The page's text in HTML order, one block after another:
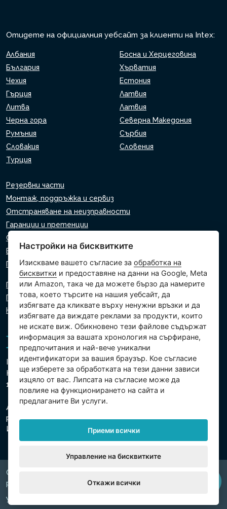
Отидете на официалния уебсайт за клиенти на Intex:
Албания
Босна и Херцеговина
България
Хърватия
Чехия
Естония
Гърция
Латвия
Литва
Латвия
Черна гора
Северна Македония
Румъния
Сърбия
Словакия
Словения
Турция
Резервни части
Монтаж, поддръжка и сервиз
Отстраняване на неизправности
Гаранции и претенции
Списък на търговците на дребно
Виртуален асистент
Пишете ни
Политика за поверителност
Политика за използване на бисквитки
Настройки на бисквитките
Intex Trading, s.r.o.
Hradecká 2526/3
130 00 Прага 3 - Чешка република
Дружеството е регистрирано в Градския съд в Прага,
раздел В, вх. 74759
Ид.№ 26150808, Данъчен Ид.№ CZ26150808
Copyright © 2026 INTEX TRADING s.r.o. Všechna
právavyhrazena.
Уеб от
Настройки на бисквитките
Изискваме вашето съгласие заобработка на
бисквитки и предоставяне на данни на Google, Meta
или Amazon, така че да можете бързо да намерите
това, което търсите на нашия уебсайт, да
избягвате да кликвате върху ненужни връзки и да
избягвате да виждате реклами за продукти, които
не искате виж. Обикновено тези файлове съдържат
информация за вашата хронология на сърфиране,
предпочитания и най-вече уникални
идентификатори за вашия браузър. Кое съгласие
ще изберете за обработката на тези данни зависи
изцяло от вас. Липсата на съгласие може да
повлияе на функционирането на сайта и
предлаганите Ви услуги.
Приеми всички
Управление на бисквитките
Откажи всички